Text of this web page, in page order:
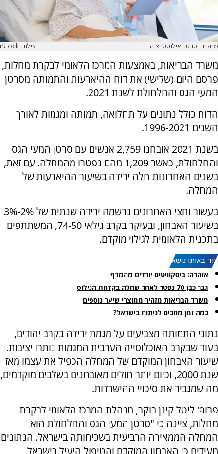
מחלת הסרטן, אילוסטרציה צילום: iStock
משרד הבריאות, באמצעות המרכז הלאומי לבקרת מחלות,
פרסם היום (שלישי) את דוח ההיארעות והתמותה מסרטן
המעי הגס והחלחולת לשנת 2021.
הדוח כולל נתונים על תחלואה, תמותה ומגמות לאורך
השנים 1996-2021.
בשנת 2021 אובחנו 2,759 אנשים עם סרטן המעי הגס
והחלחולת, כאשר 1,209 מהם נפטרו מהמחלה. עם זאת,
בשנים האחרונות חלה ירידה בשיעור ההיארעות של
המחלה.
בעשור וחצי האחרונים נרשמה ירידה שנתית של 2%-3%
בשיעור האבחון, ובעיקר בקרב גילאי 74-50, המשתתפים
בתכנית הלאומית לגילוי מוקדם.
עוד באותו נושא:
אזהרה: ביסקוויטים יורדים מהמדף
גבר כבן 70 נפטר לאחר שחלה בקדחת הנילוס
משרד הבריאות מזהיר ממוצרי שיער נוספים
כמה זמן מחכים לניתוח בישראל?
נתוני התמותה מצביעים על מגמת ירידה בקרב יהודים,
בעוד שבקרב האוכלוסייה הערבית המגמות נותרו יציבות.
שיעור האבחון המוקדם של המחלה הכפיל את עצמו מאז
שנת 2000, וכיום יותר חולים מאובחנים בשלבים מוקדמים,
מה שמגביר את סיכויי ההישרדות.
פרופ' ליטל קינן בוקר, מנהלת המרכז הלאומי לבקרת
מחלות, ציינה כי "סרטן המעי הגס והחלחולת הוא
המחלה הממאירה הרביעית בשכיחותה בישראל. הנתונים
מעידים כי האבחון המוקדם והטיפול היעיל בישראל